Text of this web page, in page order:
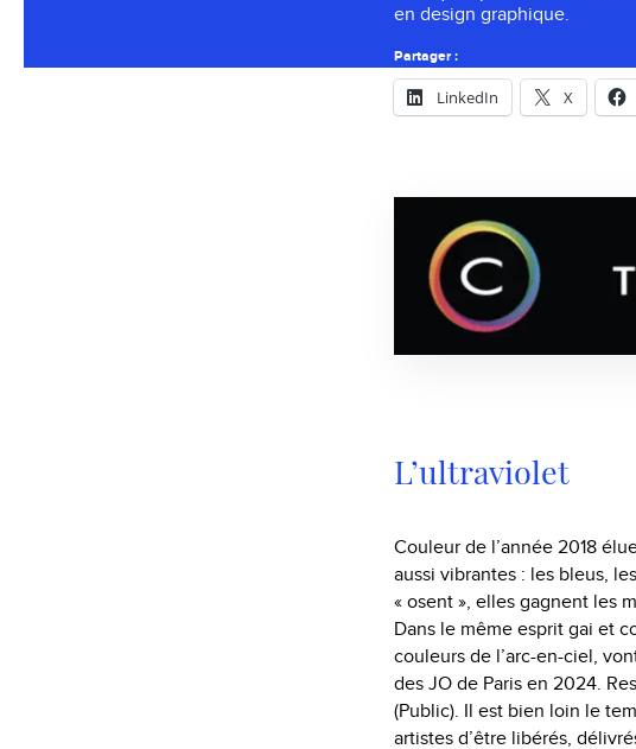
en design graphique.
Partager :
LinkedIn X
L’ultraviolet
Couleur de l’année 2018
aussi vibrantes : les bleus,
« osent », elles gagnent les
Dans le même esprit gai et
couleurs de l’arc-en-ciel,
des JO de Paris en 2024.
(Public). Il est bien loin le
artistes d’être libérés,